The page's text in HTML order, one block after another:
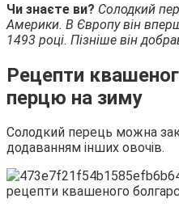
Чи знаєте ви? Солодкий
Америки. В Європу він
1493 році. Пізніше він
Рецепти
перцю на зиму
Солодкий перець можна
додаванням інших овочів.